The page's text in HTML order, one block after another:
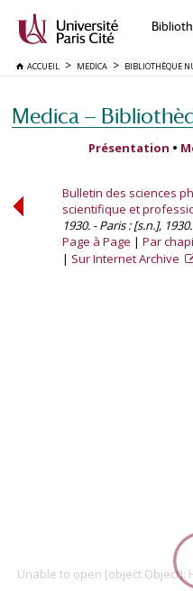
ACCUEIL MEDICA BIBLIOTHÈQUE
Medica —
Présentation •
Bulletin des sciences
scientifique et
1930. - Paris : [s.n.], 1930.
Page à Page
Par
Sur Internet Archive
Unable to open [object Object]: